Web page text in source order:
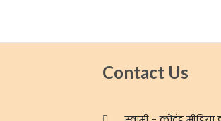
Contact Us